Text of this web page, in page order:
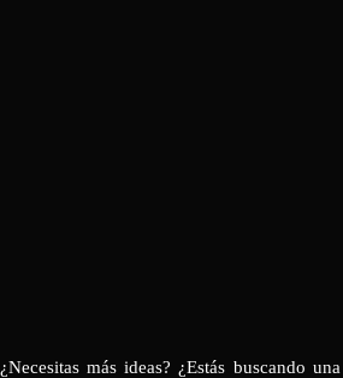
¿Necesitas más ideas? ¿Estás buscando